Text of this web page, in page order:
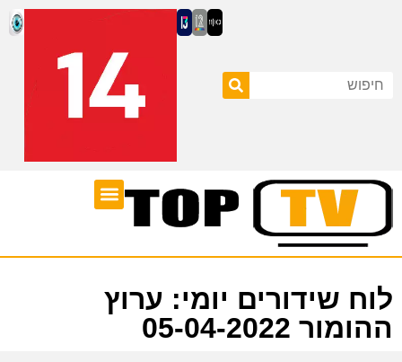
לוח שידורים יומי: ערוץ
ההומור 05-04-2022